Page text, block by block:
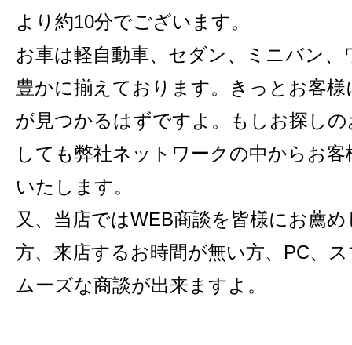
より約10分でございます。
お車は軽自動車、セダン、ミニバン
豊かに揃えております。きっとお客
が見つかるはずですよ。もしお探し
しても弊社ネットワークの中からお
いたします。
又、当店ではWEB商談を皆様にお薦
方、来店するお時間が無い方、PC、
ムーズな商談が出来ますよ。